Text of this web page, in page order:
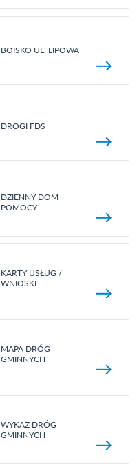
BOISKO UL. LIPOWA
DROGI FDS
DZIENNY DOM
POMOCY
KARTY USŁUG /
WNIOSKI
MAPA DRÓG
GMINNYCH
WYKAZ DRÓG
GMINNYCH